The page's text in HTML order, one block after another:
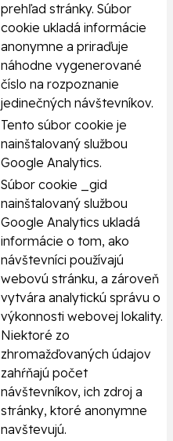
prehľad stránky. Súbor
cookie ukladá informácie
anonymne a priraďuje
náhodne vygenerované
číslo na rozpoznanie
jedinečných návštevníkov.
Tento súbor cookie je
nainštalovaný službou
Google Analytics.
Súbor cookie _gid
nainštalovaný službou
Google Analytics ukladá
informácie o tom, ako
návštevníci používajú
webovú stránku, a zároveň
vytvára analytickú správu o
výkonnosti webovej lokality.
Niektoré zo
zhromažďovaných údajov
zahŕňajú počet
návštevníkov, ich zdroj a
stránky, ktoré anonymne
navštevujú.